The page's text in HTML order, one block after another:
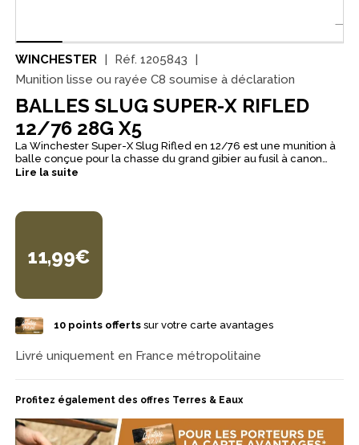
WINCHESTER Réf. 1205843
Munition lisse ou rayée C8 soumise à déclaration
BALLES SLUG SUPER-X RIFLED
12/76 28G X5
La Winchester Super-X Slug Rifled en 12/76 est une munition à
balle conçue pour la chasse du grand gibier au fusil à canon
lisse, lorsque l’on recherche une balle fiable et précise sur des
référence éprouvée en version Magnum. Son projectile slug en
plomb bénéficie d’une conception “rifled” et d’un arrière évidé,
régulière. La pointe légèrement creuse est pensée pour
accroître la surface d’impact et renforcer l’efficacité terminale
une balistique vive et cohérente pour les actions grand gibier au
Lire la suite
11,99€
10points offertssur votre carte avantages
Livré uniquement en France métropolitaine
Profitez également des offres Terres & Eaux